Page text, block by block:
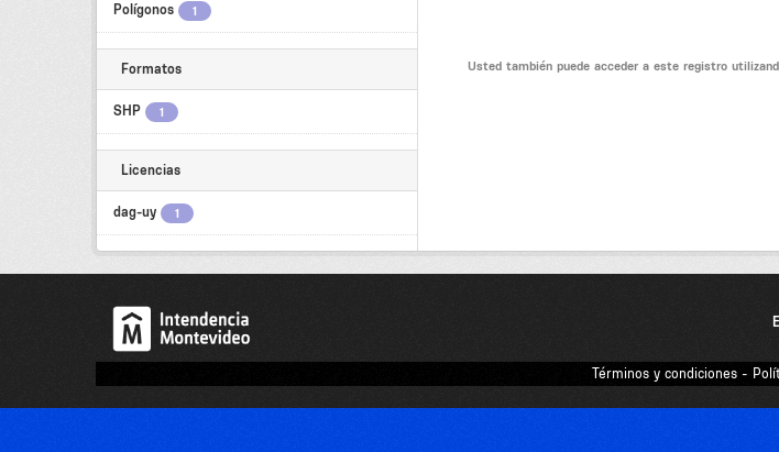
Polígonos 1
Formatos
SHP 1
Licencias
dag-uy 1
Usted también puede acceder a este registro
Términos y condiciones -